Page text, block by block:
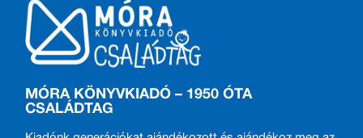
MÓRA KÖNYVKIADÓ – 1950 ÓTA
CSALÁDTAG